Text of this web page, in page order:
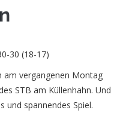
30 (18-17)
am vergangenen Montag
STB am Küllenhahn. Und
und spannendes Spiel.